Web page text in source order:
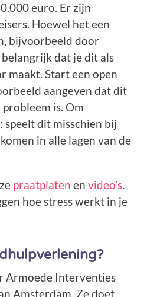
euro. Er zijn
Hoewel het een
bijvoorbeeld door
dat je dit als
maakt. Start een open
aangeven dat dit
is. Om
speelt dit misschien bij
in alle lagen van de
praatplaten envideo’s.
hoe stress werkt in je
Armoede Interventies
Amsterdam. Ze doet